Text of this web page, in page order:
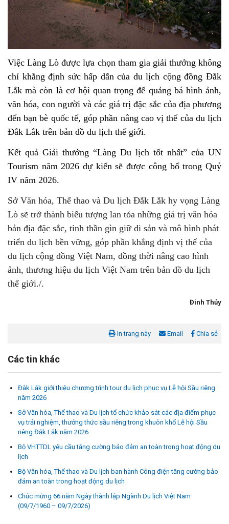
Việc Làng Lò được lựa chọn tham gia giải thưởng không
chỉ khẳng định sức hấp dẫn của du lịch cộng đồng Đắk
Lắk mà còn là cơ hội quan trọng để quảng bá hình ảnh,
văn hóa, con người và các giá trị đặc sắc của địa phương
đến bạn bè quốc tế, góp phần nâng cao vị thế của du lịch
Đắk Lắk trên bản đồ du lịch thế giới.
Kết quả Giải thưởng “Làng Du lịch tốt nhất” của UN
Tourism năm 2026 dự kiến sẽ được công bố trong Quý
IV năm 2026.
Sở Văn hóa, Thể thao và Du lịch Đắk Lắk hy vọng Làng
Lò sẽ trở thành biểu tượng lan tỏa những giá trị văn hóa
bản địa đặc sắc, tinh thần gìn giữ di sản và mô hình phát
triển du lịch bền vững, góp phần khẳng định vị thế của
du lịch cộng đồng Việt Nam, đồng thời nâng cao hình
ảnh, thương hiệu du lịch Việt Nam trên bản đồ du lịch
thế giới./.
Đinh Thủy
In trang này Email Chia sẻ
Các tin khác
Đắk Lắk giới thiệu chương trình tour du lịch phục vụ Lễ hội Sầu riêng
năm 2026
Sở Văn hóa, Thể thao và Du lịch tổ chức khảo sát các địa điểm phục
vụ trải nghiệm, thưởng thức sầu riêng trong khuôn khổ Lễ hội Sầu
riêng Đắk Lắk năm 2026
Bộ VHTTDL yêu cầu tăng cường bảo đảm an toàn trong hoạt động du
lịch
Bộ Văn hóa, Thể thao và Du lịch ban hành Công điện tăng cường bảo
đảm an toàn trong hoạt động du lịch
Chúc mừng 66 năm Ngày thành lập Ngành Du lịch Việt Nam
(09/7/1960 – 09/7/2026)